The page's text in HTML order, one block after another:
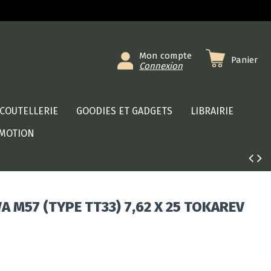
Mon compte
Connexion
Panier
COUTELLERIE GOODIES ET GADGETS
LIBRAIRIE
M57 (TYPE TT33) 7,62 X 25 TOKAREV